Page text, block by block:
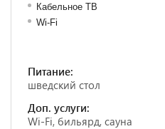
Кабельное ТВ
Wi-Fi
Питание:
шведский стол
Доп. услуги:
Wi-Fi, бильярд, сауна